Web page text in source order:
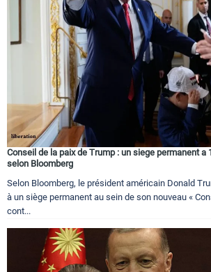
Circuits touristiques
Tourisme
Régions
Hotels
Evenements
Contact
Conseil de la paix de Trump : un siege permanent a
selon Bloomberg
Selon Bloomberg, le président américain Donald
à un siège permanent au sein de son nouveau «
cont...